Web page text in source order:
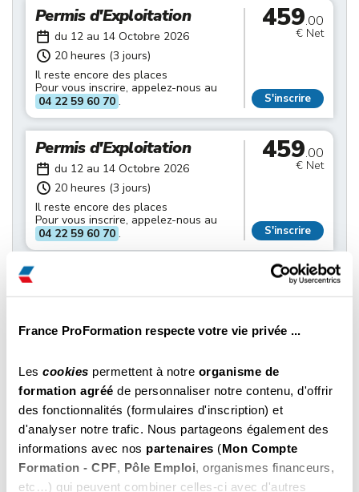
France ProFormation respecte votre vie privée ...
Les cookies permettent à notre organisme de
formation agréé de personnaliser notre contenu, d'offrir
des fonctionnalités (formulaires d'inscription) et
d'analyser notre trafic. Nous partageons également des
informations avec nos partenaires (Mon Compte
Formation - CPF, Pôle Emploi, organismes financeurs,
etc…) qui peuvent combiner celles-ci avec d'autres
Permis d'Exploitation
du 12 au 14 Octobre 2026
20 heures (3 jours)
Il reste encore des places
Pour vous inscrire, appelez-nous au
04 22 59 60 70 .
459.00
€ Net
S'inscrire
Permis d'Exploitation
du 12 au 14 Octobre 2026
20 heures (3 jours)
Il reste encore des places
Pour vous inscrire, appelez-nous au
04 22 59 60 70 .
459.00
€ Net
S'inscrire
du 14 au 15 Octobre 2026
Il reste encore des places
04 22 59 60 70 .
379.00
€ Net
Hygiène Alimentaire
du 14 au 15 Octobre 2026
14 heures (2 jours)
Il reste encore des places
Pour vous inscrire, appelez-nous au
379 € Net